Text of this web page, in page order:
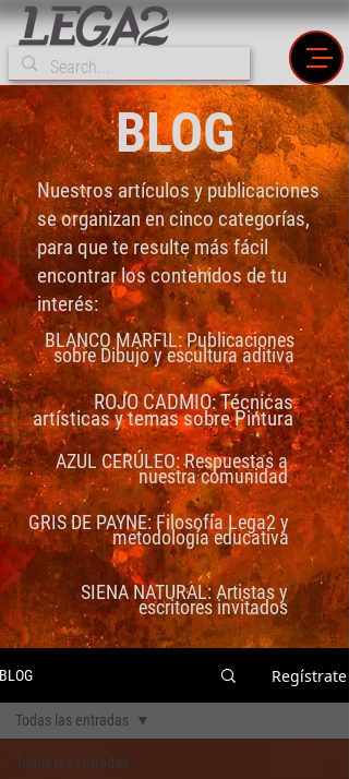
BLOG
Nuestros artículos y publicaciones
se organizan en cinco categorías,
para que te resulte más fácil
encontrar los contenidos de tu
interés:
BLANCO MARFIL: Publicaciones
sobre Dibujo y escultura aditiva
ROJO CADMIO: Técnicas
artísticas y temas sobre Pintura
AZUL CERÚLEO: Respuestas a
nuestra comunidad
GRIS DE PAYNE: Filosofía Lega2 y
metodología educativa
SIENA NATURAL: Artistas y
escritores invitados
BLOG Regístrate
Todas las entradas
Todas las entradas